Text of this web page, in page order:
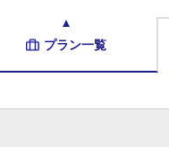
プラン一覧